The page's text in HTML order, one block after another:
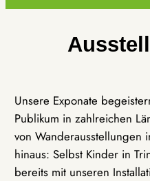
Unsere Exponate
Publikum in zahlreichen
von Wanderausstellungen
hinaus: Selbst Kinder in
bereits mit unseren